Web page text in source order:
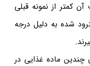
کمتر از نمونه قبلی
شده به دلیل درجه
چندین ماده غذایی در